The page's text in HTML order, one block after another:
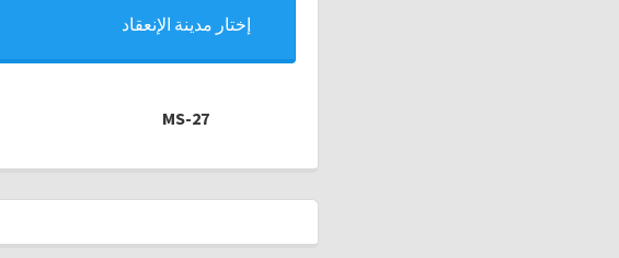
إختار مدينة الإنعقاد
MS-27